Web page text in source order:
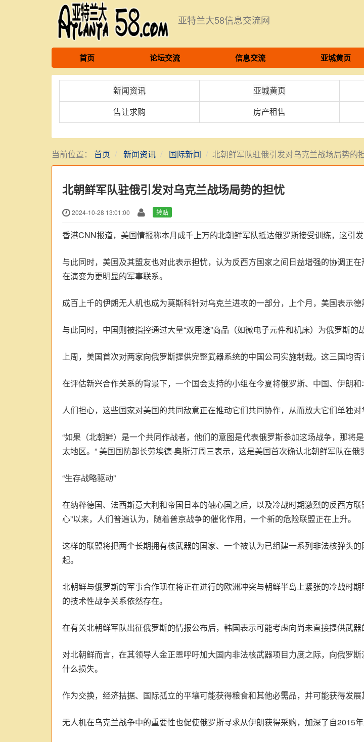
亚特兰大58信息交流网
首页 论坛交流 信息交流 亚城黄页
新闻资讯 亚城黄页
售让求购 房产租售
当前位置： 首页 新闻资讯 国际新闻 北朝鲜军队驻俄引发对乌克兰战场局势的
北朝鲜军队驻俄引发对乌克兰战场局势的担忧
2024-10-28 13:01:00 转贴
香港CNN报道，美国情报称本月成千上万的北朝鲜军队抵达俄罗斯接受训练，这引
与此同时，美国及其盟友也对此表示担忧，认为反西方国家之间日益增强的协调
在演变为更明显的军事联系。
成百上千的伊朗无人机也成为莫斯科针对乌克兰进攻的一部分，上个月，美国表示德
与此同时，中国则被指控通过大量“双用途”商品（如微电子元件和机床）为俄罗斯的
上周，美国首次对两家向俄罗斯提供完整武器系统的中国公司实施制裁。这三国均否
在评估新兴合作关系的背景下，一个国会支持的小组在今夏将俄罗斯、中国、伊朗和
人们担心，这些国家对美国的共同敌意正在推动它们共同协作，从而放大它们单独
“如果（北朝鲜）是一个共同作战者，他们的意图是代表俄罗斯参加这场战争，那
太地区。” 美国国防部长劳埃德·奥斯汀周三表示，这是美国首次确认北朝鲜军队在俄
“生存战略驱动”
在纳粹德国、法西斯意大利和帝国日本的轴心国之后，以及冷战时期激烈的反西方
心”以来，人们普遍认为，随着普京战争的催化作用，一个新的危险联盟正在上升。
这样的联盟将把两个长期拥有核武器的国家、一个被认为已组建一系列非法核弹头
起。
北朝鲜与俄罗斯的军事合作现在将正在进行的欧洲冲突与朝鲜半岛上紧张的冷战时
的技术性战争关系依然存在。
在有关北朝鲜军队出征俄罗斯的情报公布后，韩国表示可能考虑向尚未直接提供武器
对北朝鲜而言，在其领导人金正恩呼吁加大国内非法核武器项目力度之际，向俄罗
什么损失。
作为交换，经济拮据、国际孤立的平壤可能获得粮食和其他必需品，并可能获得发
无人机在乌克兰战争中的重要性也促使俄罗斯寻求从伊朗获得采购，加深了自2015